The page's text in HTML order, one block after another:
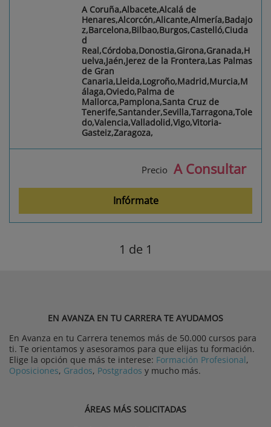
A Coruña,Albacete,Alcalá de
Henares,Alcorcón,Alicante,Almería,Badajo
z,Barcelona,Bilbao,Burgos,Castelló,Ciuda
d
Real,Córdoba,Donostia,Girona,Granada,H
uelva,Jaén,Jerez de la Frontera,Las Palmas
de Gran
Canaria,Lleida,Logroño,Madrid,Murcia,M
álaga,Oviedo,Palma de
Mallorca,Pamplona,Santa Cruz de
Tenerife,Santander,Sevilla,Tarragona,Tole
do,Valencia,Valladolid,Vigo,Vitoria-
Gasteiz,Zaragoza,
Precio A Consultar
Infórmate
1 de 1
EN AVANZA EN TU CARRERA TE AYUDAMOS
En Avanza en tu Carrera tenemos más de 50.000 cursos para
ti. Te orientamos y asesoramos para que elijas tu formación.
Elige la opción que más te interese: Formación Profesional,
Oposiciones, Grados, Postgrados y mucho más.
ÁREAS MÁS SOLICITADAS